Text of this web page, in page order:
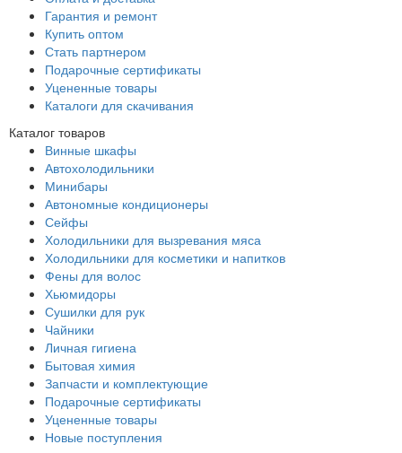
Гарантия и ремонт
Купить оптом
Стать партнером
Подарочные сертификаты
Уцененные товары
Каталоги для скачивания
Каталог товаров
Винные шкафы
Автохолодильники
Минибары
Автономные кондиционеры
Сейфы
Холодильники для вызревания мяса
Холодильники для косметики и напитков
Фены для волос
Хьюмидоры
Сушилки для рук
Чайники
Личная гигиена
Бытовая химия
Запчасти и комплектующие
Подарочные сертификаты
Уцененные товары
Новые поступления